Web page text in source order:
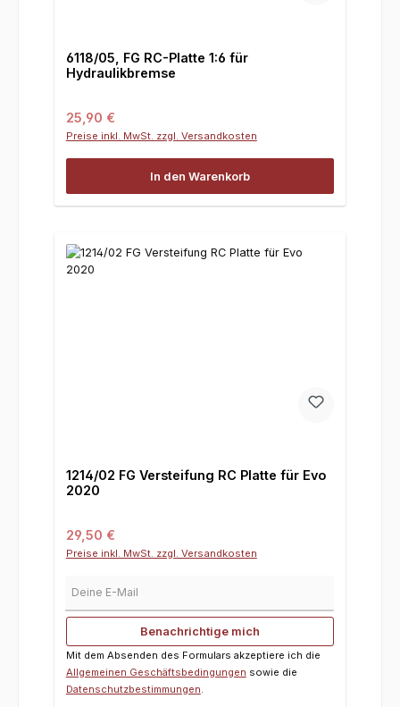
6118/05, FG RC-Platte 1:6 für
Hydraulikbremse
Regulärer Preis:
25,90 €
Preise inkl. MwSt. zzgl. Versandkosten
In den Warenkorb
1214/02 FG Versteifung RC Platte für Evo
2020
Regulärer Preis:
29,50 €
Preise inkl. MwSt. zzgl. Versandkosten
Benachrichtige mich
Mit dem Absenden des Formulars akzeptiere ich die
Allgemeinen Geschäftsbedingungen sowie die
Datenschutzbestimmungen.